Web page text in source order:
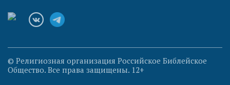
© Религиозная организация Российское Библейское
Общество. Все права защищены. 12+